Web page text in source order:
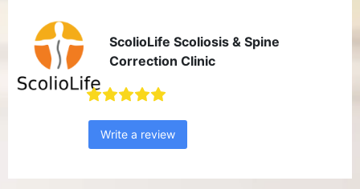
ScolioLife Scoliosis & Spine
Correction Clinic
Write a review